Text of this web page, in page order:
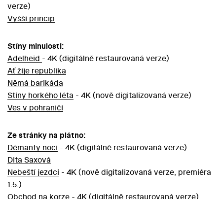
verze)
Vyšší princip
Stíny minulosti:
Adelheid - 4K (digitálně restaurovaná verze)
Ať žije republika
Němá barikáda
Stíny horkého léta - 4K (nově digitalizovaná verze)
Ves v pohraničí
Ze stránky na plátno:
Démanty noci - 4K (digitálně restaurovaná verze)
Dita Saxová
Nebeští jezdci - 4K (nově digitalizovaná verze, premiéra
1.5.)
Obchod na korze - 4K (digitálně restaurovaná verze)